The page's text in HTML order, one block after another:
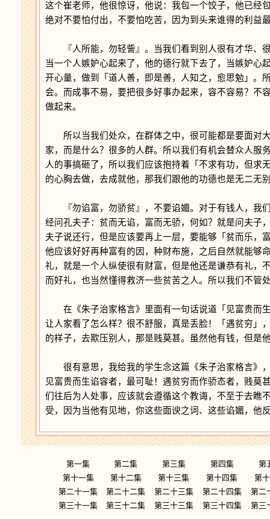
这个崔老师，他很惊讶，他说：我包一个饺子，他已经
绝对不要怕付出，不要怕吃苦，因为到头来谁得的利益
『人所能，勿轻訾』。当我们看到别人很有才华、
当一个人嫉妒心起来了，他的德行就下去了，当嫉妒心
开心量，做到「道人善，即是善，人知之，愈思勉」。
会。而成事不易，要把很多好事办起来，容不容易？不
做起来。
所以当我们处众，在群体之中，很可能都是要面对
家，而是什么？很多的人群。所以我们有机会替众人服
人的事搞砸了，所以我们应该抱持着「不求有功，但求
的心胸去做，去成就他，那我们跟他的功德也是无二无
『勿谄富，勿骄贫』，不要谄媚。对于有钱人，我
经问孔夫子：贫而无谄，富而无骄，何如？就是问夫子
夫子说还行，但是应该要再上一层，要能够「贫而乐，
他应该好好再种富有的因，种财布施，之后自然就能够
礼，就是一个人纵使很有财富，但是他还是谦恭有礼，
而好礼，也当然懂得救济一些贫苦之人。所以我们不管
在《朱子治家格言》里面有一句话说道「见富贵而
让人家看了怎么样？很不舒服，真是丢脸！「遇贫穷」
的样子，去欺压别人，那是贱莫甚。虽然他有钱，但是
很有意思，我给我的学生念这篇《朱子治家格言》
见富贵而生谄容者，最可耻！遇贫穷而作骄态者，贱莫
们往后为人处事，应该就会遵循这个教诲，不至于去瞧
受，因为当他有见地，你这些面谀之词、这些谄媚，他
第一集 第二集 第三集 第四集
第
第十一集
第十二集 第十三集 第十四集
第
第二十一集
第二十二集 第二十三集 第二十四集
第二
第三十一集
第三十二集 第三十三集 第三十四集 第三